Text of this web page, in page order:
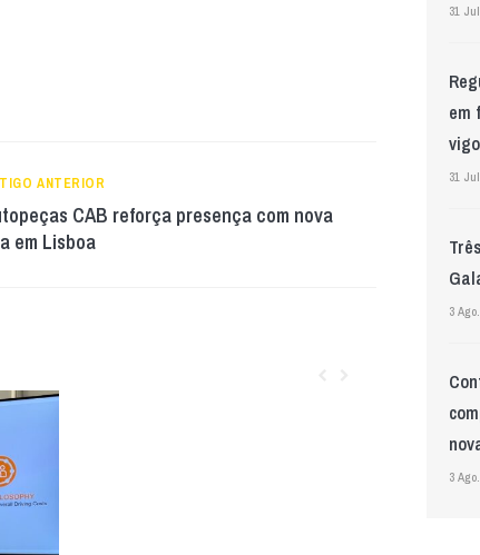
ANTERIOR
CAB reforça presença com nova
em Lisboa
31
em
31
3
3